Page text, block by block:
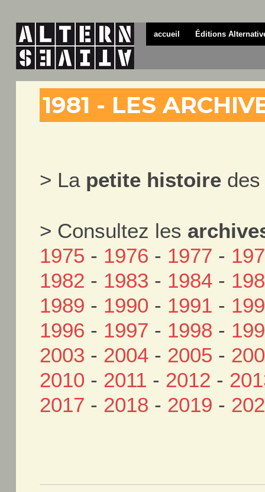
accueil Éditions
1981 - LES
> La petite histoire
> Consultez les
1975 - 1976 - 1977 -
1982 - 1983 - 1984 -
1989 - 1990 - 1991 -
1996 - 1997 - 1998 -
2003 - 2004 - 2005 -
2010 - 2011 - 2012 -
2017 - 2018 - 2019 -